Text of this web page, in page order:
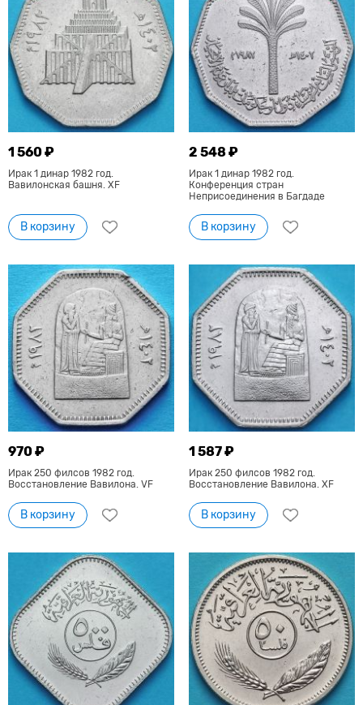
1 560 ₽
Ирак 1 динар 1982 год.
Вавилонская башня. XF
В корзину
2 548 ₽
Ирак 1 динар 1982 год.
Конференция стран
Неприсоединения в Багдаде
В корзину
970 ₽
Ирак 250 филсов 1982 год.
Восстановление Вавилона. VF
В корзину
1 587 ₽
Ирак 250 филсов 1982 год.
Восстановление Вавилона. XF
В корзину